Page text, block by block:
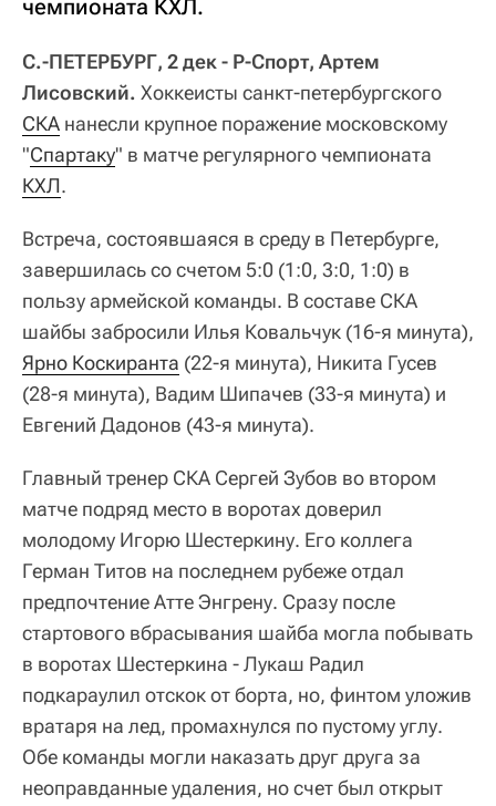
чемпионата КХЛ.
С.-ПЕТЕРБУРГ, 2 дек - Р-Спорт, Артем
Лисовский. Хоккеисты санкт-петербургского
СКА нанесли крупное поражение московскому
"Спартаку" в матче регулярного чемпионата
КХЛ.
Встреча, состоявшаяся в среду в Петербурге,
завершилась со счетом 5:0 (1:0, 3:0, 1:0) в
пользу армейской команды. В составе СКА
шайбы забросили Илья Ковальчук (16-я минута),
Ярно Коскиранта (22-я минута), Никита Гусев
(28-я минута), Вадим Шипачев (33-я минута) и
Евгений Дадонов (43-я минута).
Главный тренер СКА Сергей Зубов во втором
матче подряд место в воротах доверил
молодому Игорю Шестеркину. Его коллега
Герман Титов на последнем рубеже отдал
предпочтение Атте Энгрену. Сразу после
стартового вбрасывания шайба могла побывать
в воротах Шестеркина - Лукаш Радил
подкараулил отскок от борта, но, финтом уложив
вратаря на лед, промахнулся по пустому углу.
Обе команды могли наказать друг друга за
неоправданные удаления, но счет был открыт